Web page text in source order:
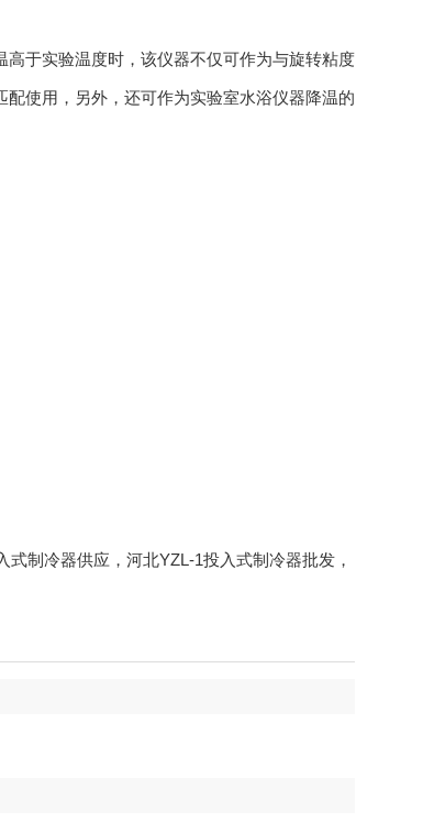
于实验温度时，该仪器不仅可作为与旋转粘度
使用，另外，还可作为实验室水浴仪器降温的
制冷器供应，河北YZL-1投入式制冷器批发，